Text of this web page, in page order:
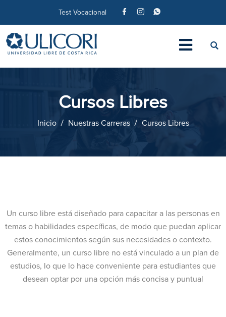
Test Vocacional
Cursos Libres
Inicio Nuestras Carreras Cursos Libres
Un curso libre está diseñado para capacitar a las personas en
temas o habilidades específicas, de modo que puedan aplicar
estos conocimientos según sus necesidades o contexto.
Generalmente, un curso libre no está vinculado a un plan de
estudios, lo que lo hace conveniente para estudiantes que
desean optar por una opción más concisa y puntual